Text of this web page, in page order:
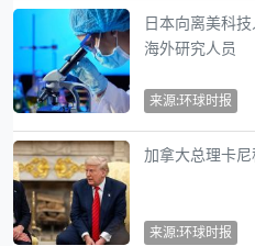
日本向离美科
海外研究人员
来源:环球时报
加拿大总理卡
来源:环球时报